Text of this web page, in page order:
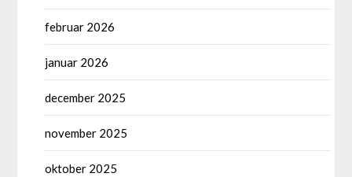
februar 2026
januar 2026
december 2025
november 2025
oktober 2025